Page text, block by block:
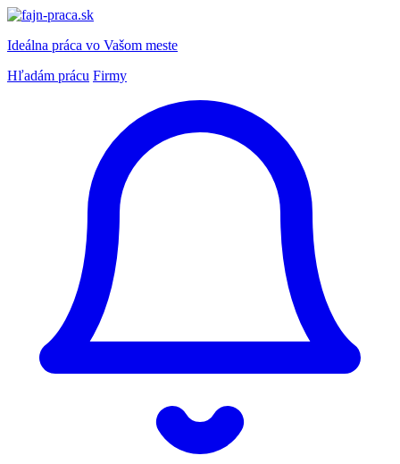
Ideálna práca vo Vašom meste
Hľadám prácu Firmy